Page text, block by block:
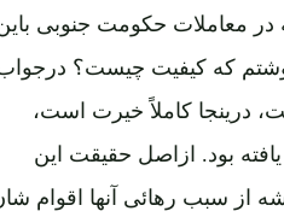
معاملات حکومت جنوبی باین
که کیفیت چیست؟ درجواب
کاملاً خیرت است،
بود. ازاصل حقیقت این
از سبب رهائی آنها اقوام شان